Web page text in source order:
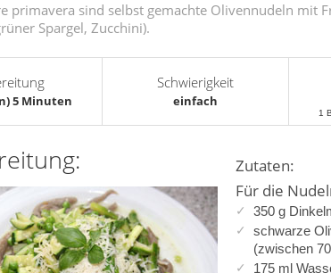
primavera sind selbst gemachte Olivennudeln mit
Spargel, Zucchini).
5 Minuten
Schwierigkeit
einfach
1
Zutaten:
Für die
350 g
schwarze
(zwischen
175 ml